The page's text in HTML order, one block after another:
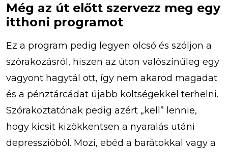
Még az út előtt szervezz meg egy
itthoni programot
Ez a program pedig legyen olcsó és szóljon a
szórakozásról, hiszen az úton valószínűleg egy
vagyont hagytál ott, így nem akarod magadat
és a pénztárcádat újabb költségekkel terhelni.
Szórakoztatónak pedig azért „kell” lennie,
hogy kicsit kizökkentsen a nyaralás utáni
depresszióból. Mozi, ebéd a barátokkal vagy a